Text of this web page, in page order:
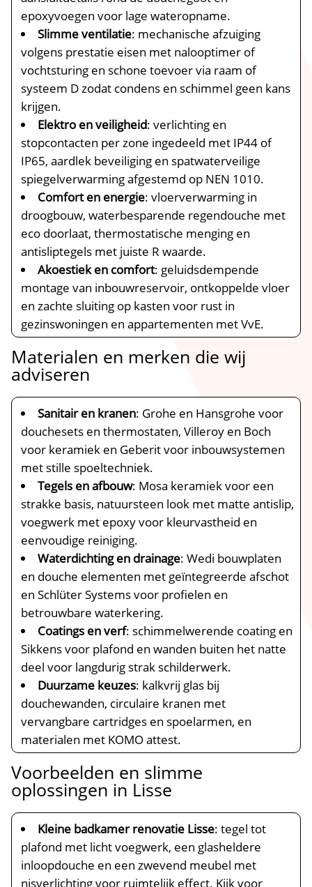
epoxyvoegen voor lage wateropname.​
Slimme ventilatie: mechanische afzuiging
volgens prestatie eisen met nalooptimer of
vochtsturing en schone toevoer via raam of
systeem D zodat condens en schimmel geen kans
krijgen.​
Elektro en veiligheid: verlichting en
stopcontacten per zone ingedeeld met IP44 of
IP65, aardlek beveiliging en spatwaterveilige
spiegelverwarming afgestemd op NEN 1010.​
Comfort en energie: vloerverwarming in
droogbouw, waterbesparende regendouche met
eco doorlaat, thermostatische menging en
antisliptegels met juiste R waarde.​
Akoestiek en comfort: geluidsdempende
montage van inbouwreservoir, ontkoppelde vloer
en zachte sluiting op kasten voor rust in
gezinswoningen en appartementen met VvE.​
Materialen en merken die wij
adviseren
Sanitair en kranen: Grohe en Hansgrohe voor
douchesets en thermostaten, Villeroy en Boch
voor keramiek en Geberit voor inbouwsystemen
met stille spoeltechniek.​
Tegels en afbouw: Mosa keramiek voor een
strakke basis, natuursteen look met matte antislip,
voegwerk met epoxy voor kleurvastheid en
eenvoudige reiniging.​
Waterdichting en drainage: Wedi bouwplaten
en douche elementen met geïntegreerde afschot
en Schlüter Systems voor profielen en
betrouwbare waterkering.​
Coatings en verf: schimmelwerende coating en
Sikkens voor plafond en wanden buiten het natte
deel voor langdurig strak schilderwerk.​
Duurzame keuzes: kalkvrij glas bij
douchewanden, circulaire kranen met
vervangbare cartridges en spoelarmen, en
materialen met KOMO attest.​
Voorbeelden en slimme
oplossingen in Lisse
Kleine badkamer renovatie Lisse: tegel tot
plafond met licht voegwerk, een glasheldere
inloopdouche en een zwevend meubel met
nisverlichting voor ruimtelijk effect.​ Kijk voor